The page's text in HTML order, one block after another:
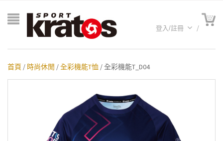
登入/註冊
首頁 / 時尚休閒 /全彩機能T恤 / 全彩機能T_D04